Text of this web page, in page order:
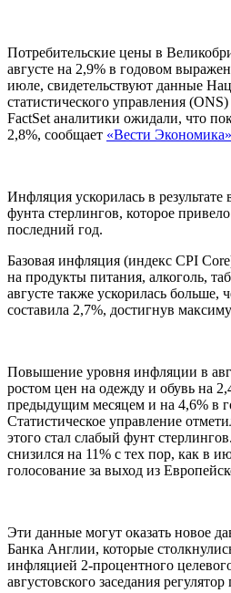
Потребительские цены в
августе на 2,9% в годовом
июле, свидетельствуют данные
статистического управления
FactSet аналитики ожидали, что
2,8%, сообщает «Вести Экономика»
Инфляция ускорилась в результате
фунта стерлингов, которое
последний год.
Базовая инфляция (индекс CPI
на продукты питания, алкоголь,
августе также ускорилась
составила 2,7%, достигнув
Повышение уровня инфляции в
ростом цен на одежду и обувь на
предыдущим месяцем и на 4,6% в
Статистическое управление
этого стал слабый фунт
снизился на 11% с тех пор, как в
голосование за выход из
Эти данные могут оказать новое
Банка Англии, которые
инфляцией 2-процентного
августовского заседания